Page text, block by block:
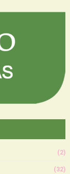
(2)
(32)